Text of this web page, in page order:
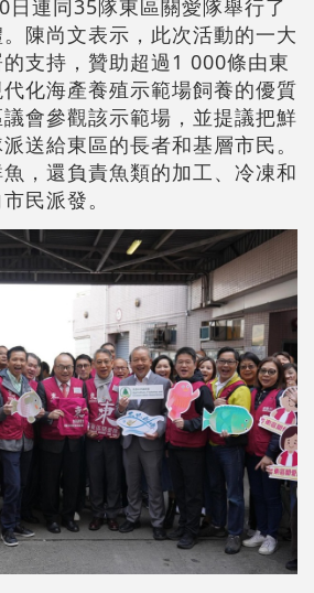
日連同35隊東區關愛隊舉行了
陳尚文表示，此次活動的一大
支持，贊助超過1 000條由東
化海產養殖示範場飼養的優質
會參觀該示範場，並提議把鮮
送給東區的長者和基層市民。
，還負責魚類的加工、冷凍和
民派發。